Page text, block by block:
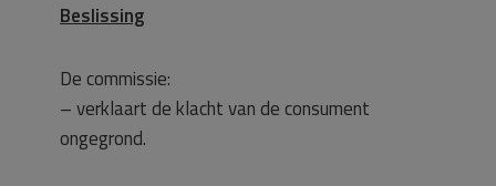
Beslissing
De commissie:
– verklaart de klacht van de consument
ongegrond.